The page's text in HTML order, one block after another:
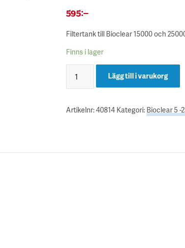
595:–
Filtertank till Bioclear 15000 och
Finns i lager
Lägg till i varukorg
Artikelnr:40814 Kategori: Bioclear 5 -